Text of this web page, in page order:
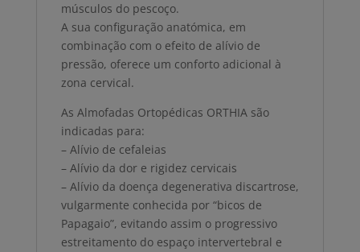
músculos do pescoço.
A sua configuração anatómica, em
combinação com o efeito de alívio de
pressão, oferece um conforto adicional à
zona cervical.
As Almofadas Ortopédicas ORTHIA são
indicadas para:
– Alívio de cefaleias
– Alívio da dor e rigidez cervicais
– Alívio da doença degenerativa discartrose,
vulgarmente conhecida por “bicos de
Papagaio”, evitando assim o progressivo
estreitamento do espaço intervertebral e